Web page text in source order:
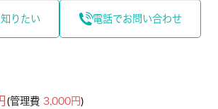
りたい 電話でお問い合わせ
(管理費3,000円)